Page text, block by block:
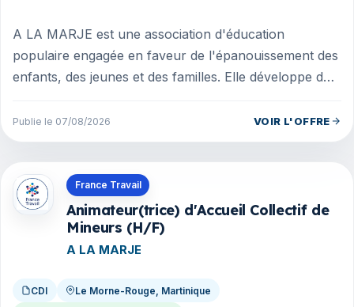
A LA MARJE est une association d'éducation
populaire engagée en faveur de l'épanouissement des
enfants, des jeunes et des familles. Elle développe des
Publie le 07/08/2026 VOIR L'OFFRE
France Travail
Animateur(trice) d'Accueil Collectif de
Mineurs (H/F)
A LA MARJE
CDI Le Morne-Rouge, Martinique
Offres en Martinique